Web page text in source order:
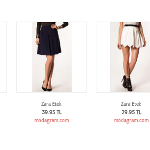
Zara Etek
39.95 TL
modagram.com
Zara Etek
29.95 TL
modagram.com